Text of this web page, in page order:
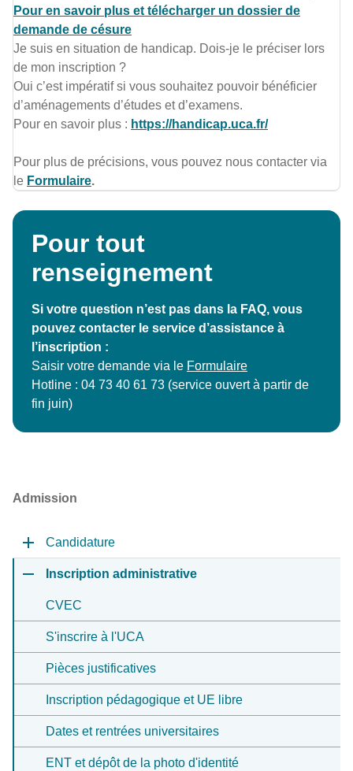
Pour en savoir plus et télécharger un dossier de
demande de césure
Je suis en situation de handicap. Dois-je le préciser lors
de mon inscription ?
Oui c’est impératif si vous souhaitez pouvoir bénéficier
d’aménagements d’études et d’examens.
Pour en savoir plus : https://handicap.uca.fr/
Pour plus de précisions, vous pouvez nous contacter via
le Formulaire.
Pour tout
renseignement
Si votre question n’est pas dans la FAQ, vous
pouvez contacter le service d’assistance à
l’inscription :
Saisir votre demande via le Formulaire
Hotline : 04 73 40 61 73 (service ouvert à partir de
fin juin)
Admission
Candidature
Inscription administrative
CVEC
S'inscrire à l'UCA
Pièces justificatives
Inscription pédagogique et UE libre
Dates et rentrées universitaires
ENT et dépôt de la photo d'identité